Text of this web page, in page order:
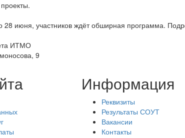
28 июня, участников ждёт обширная программа.
ИТМО
9
Информация
Реквизиты
Результаты СОУТ
Вакансии
Контакты